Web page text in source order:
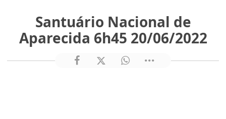
Santuário Nacional de
Aparecida 6h45 20/06/2022